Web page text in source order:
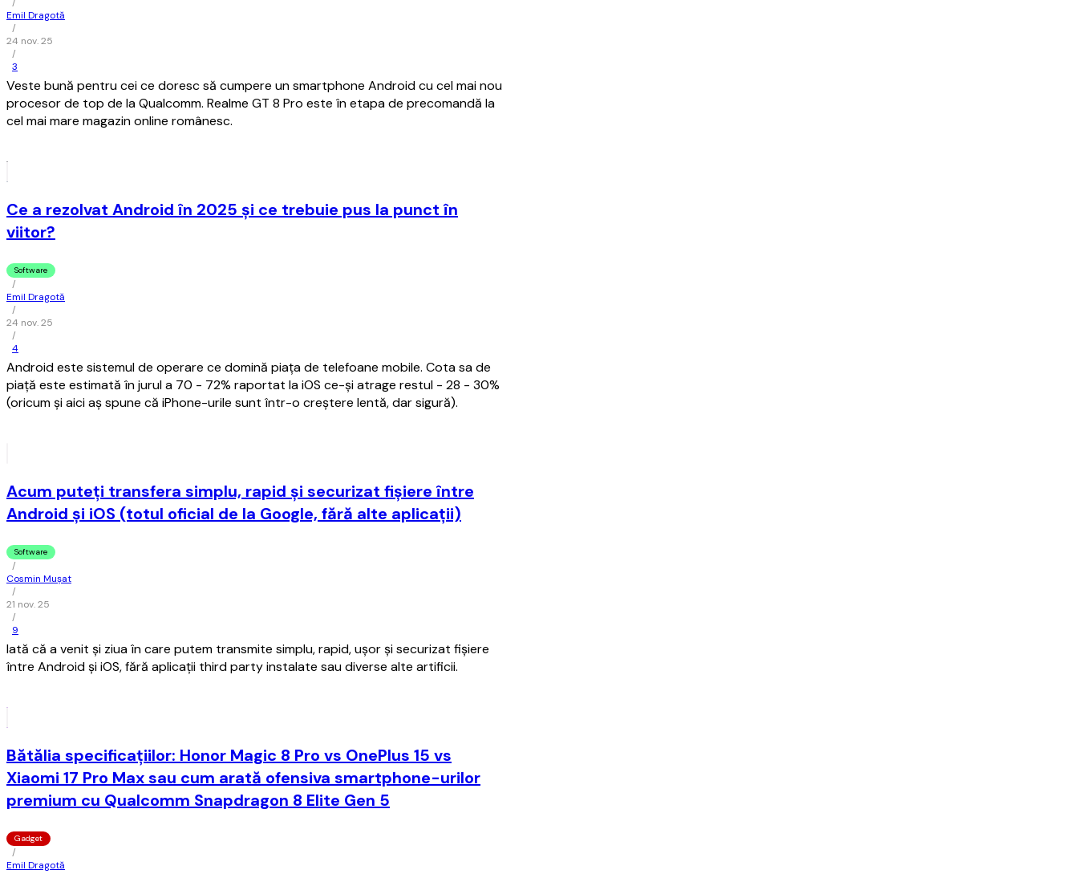
Emil Dragotă
/
24 nov. 25
/
3
Veste bună pentru cei ce doresc să cumpere un smartphone Android cu cel mai nou
procesor de top de la Qualcomm. Realme GT 8 Pro este în etapa de precomandă la
cel mai mare magazin online românesc.
Ce a rezolvat Android în 2025 și ce trebuie pus la punct în
viitor?
Software
/
Emil Dragotă
/
24 nov. 25
/
4
Android este sistemul de operare ce domină piața de telefoane mobile. Cota sa de
piață este estimată în jurul a 70 - 72% raportat la iOS ce-și atrage restul - 28 - 30%
(oricum și aici aș spune că iPhone-urile sunt într-o creștere lentă, dar sigură).
Acum puteţi transfera simplu, rapid şi securizat fişiere între
Android şi iOS (totul oficial de la Google, fără alte aplicaţii)
Software
/
Cosmin Mușat
/
21 nov. 25
/
9
Iată că a venit şi ziua în care putem transmite simplu, rapid, uşor şi securizat fişiere
între Android şi iOS, fără aplicaţii third party instalate sau diverse alte artificii.
Bătălia specificațiilor: Honor Magic 8 Pro vs OnePlus 15 vs
Xiaomi 17 Pro Max sau cum arată ofensiva smartphone-urilor
premium cu Qualcomm Snapdragon 8 Elite Gen 5
Gadget
/
Emil Dragotă